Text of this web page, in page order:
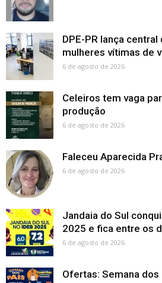
DPE-PR lança
mulheres vítimas de
6 de agosto de 2026
Celeiros tem vaga
produção
6 de agosto de 2026
Faleceu Aparecida
6 de agosto de 2026
Jandaia do Sul
2025 e fica entre os
6 de agosto de 2026
Ofertas: Semana dos